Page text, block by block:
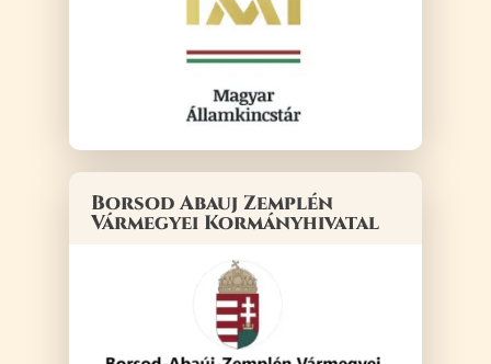
Borsod Abauj Zemplén
Vármegyei Kormányhivatal